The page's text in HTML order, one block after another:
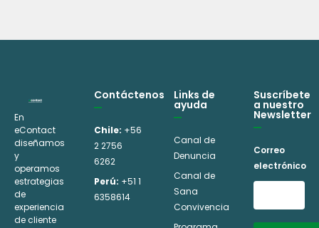
En
eContact
diseñamos
y
operamos
estrategias
de
experiencia
de cliente
Contáctenos
Chile: +56
2 2756
6262
Perú: +51 1
6358614
Links de
ayuda
Canal de
Denuncia
Canal de
Sana
Convivencia
Suscríbete
a nuestro
Newsletter
Correo
electrónico